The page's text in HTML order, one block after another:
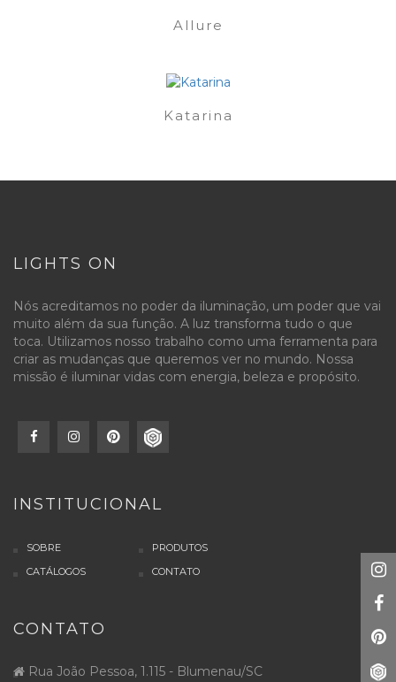
Allure
Katarina
LIGHTS ON
Nós acreditamos no poder da iluminação, um poder que vai
muito além da sua função. A luz transforma tudo o que
toca. Utilizamos nosso trabalho como uma ferramenta para
criar as mudanças que queremos ver no mundo. Nossa
missão é iluminar vidas com energia, beleza e propósito.
INSTITUCIONAL
SOBRE
PRODUTOS
CATÁLOGOS
CONTATO
CONTATO
Rua João Pessoa, 1.115 - Blumenau/SC